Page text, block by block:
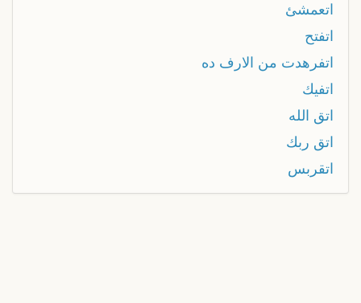
اتعمشئ
اتفتح
اتفرهدت من الارف ده
اتفيك
اتق الله
اتق ربك
اتقربس